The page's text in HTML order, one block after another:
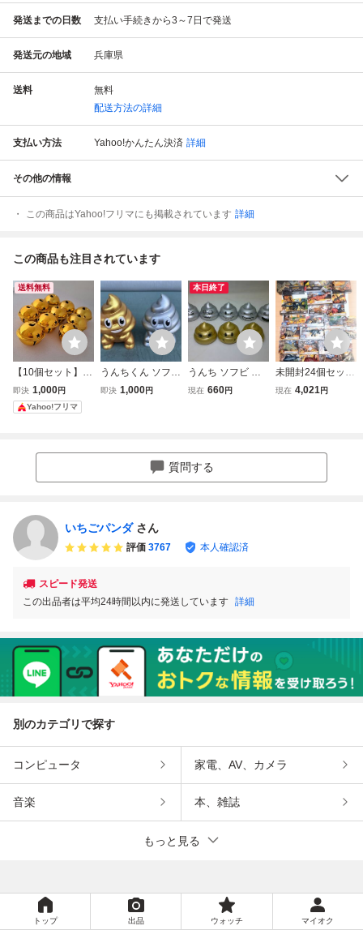
発送までの日数 支払い手続きから3～7日で発送
発送元の地域 兵庫県
送料
無料
配送方法の詳細
支払い方法 Yahoo!かんたん決済 詳細
その他の情報
この商品はYahoo!フリマにも掲載されています 詳細
この商品も注目されています
送料無料
【10個セット】ク
リスマスベル 大
きい ゴールド
ラウンドベル ク
即決 1,000円
Yahoo!フリマ
うんちくん ソフビ
フィギュア ゴール
即決 1,000円
本日終了
うんち ソフビ 金:3
個 銀:５個 合計 8
現在 660円
未開封24個セット
未発売 非売品 ギ
現在 4,021円
質問する
いちごパンダ さん
評価 3767 本人確認済
スピード発送
この出品者は平均24時間以内に発送しています 詳細
別のカテゴリで探す
コンピュータ 家電、AV、カメラ
音楽 本、雑誌
もっと見る
トップ 出品 ウォッチ マイオク